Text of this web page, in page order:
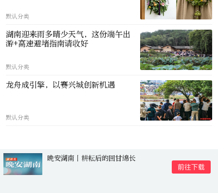
默认分类
湖南迎来雨多晴少天气，这份端午出
游+高速避堵指南请收好
默认分类
龙舟成引擎，以赛兴城创新机遇
默认分类
晚安湖南丨耕耘后的回甘绵长